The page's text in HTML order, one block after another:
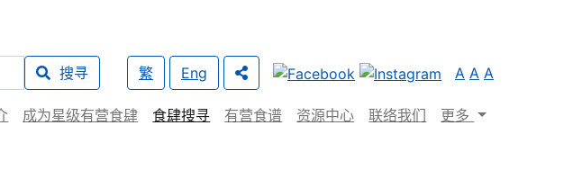
搜寻 繁 Eng A A A
成为星级有营食肆 食肆搜寻 有营食谱 资源中心 联络我们 更多